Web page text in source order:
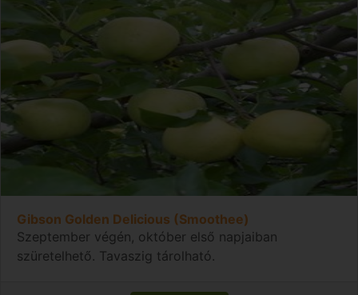
Gibson Golden Delicious (Smoothee)
Szeptember végén, október első napjaiban
szüretelhető. Tavaszig tárolható.